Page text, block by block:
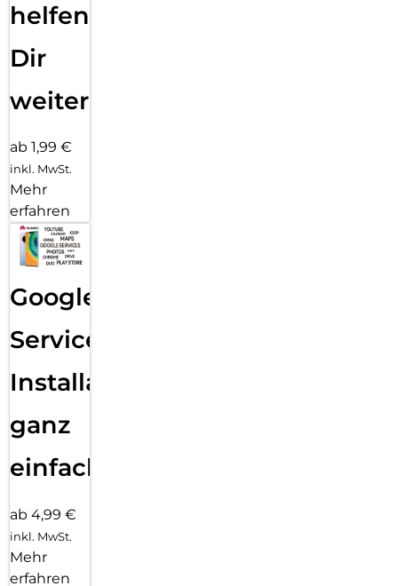
helfen
Dir
weiter
ab 1,99 €
inkl. MwSt.
Mehr
erfahren
Google
Services
Installation
ganz
einfach
ab 4,99 €
inkl. MwSt.
Mehr
erfahren